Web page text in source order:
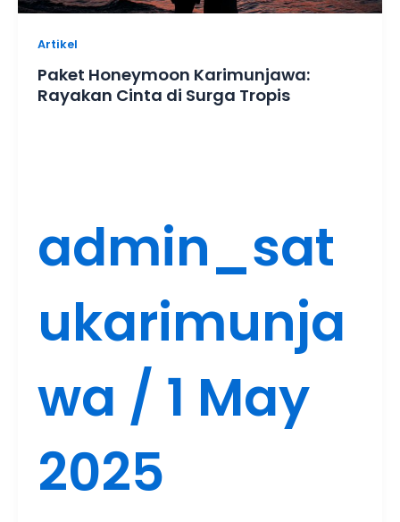
Artikel
Paket Honeymoon Karimunjawa:
Rayakan Cinta di Surga Tropis
admin_sat
ukarimunja
wa / 1 May
2025